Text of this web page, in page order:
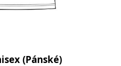
(Pánské)